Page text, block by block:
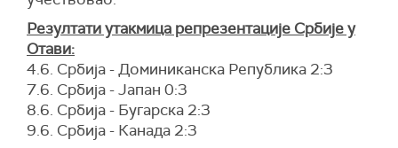
Резултати утакмица репрезентације Србије у
Отави:
4.6. Србија - Доминиканска Република 2:3
7.6. Србија - Јапан 0:3
8.6. Србија - Бугарска 2:3
9.6. Србија - Канада 2:3